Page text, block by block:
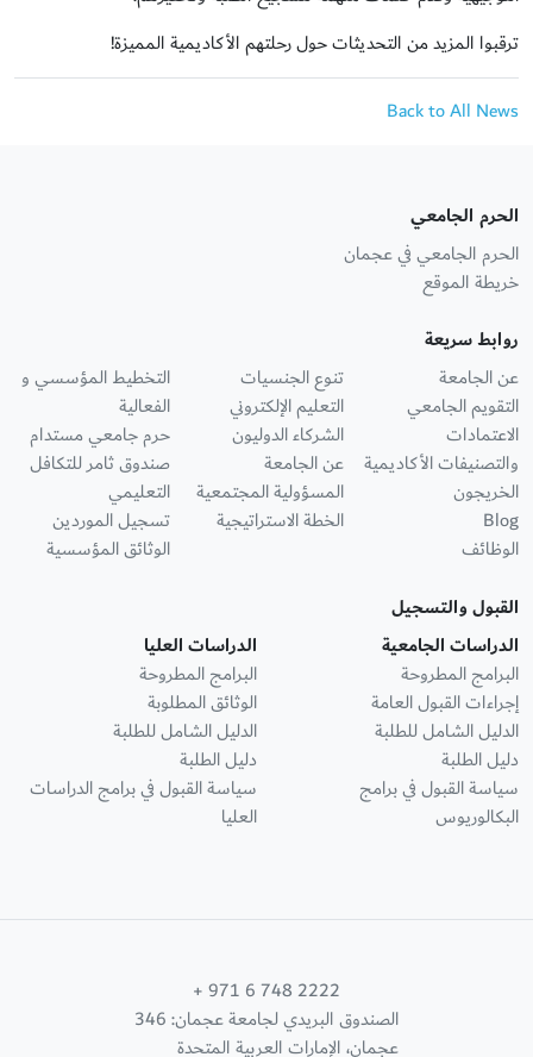
ترقبوا المزيد من التحديثات حول رحلتهم الأكاديمية المميزة!
Back to All News
الحرم الجامعي
الحرم الجامعي في عجمان
خريطة الموقع
روابط سريعة
عن الجامعة
التقويم الجامعي
الاعتمادات
والتصنيفات الأكاديمية
الخريجون
Blog
الوظائف
تنوع الجنسيات
التعليم الإلكتروني
الشركاء الدوليون
عن الجامعة
المسؤولية المجتمعية
الخطة الاستراتيجية
التخطيط المؤسسي و
الفعالية
حرم جامعي مستدام
صندوق ثامر للتكافل
التعليمي
تسجيل الموردين
الوثائق المؤسسية
القبول والتسجيل
الدراسات الجامعية
البرامج المطروحة
إجراءات القبول العامة
الدليل الشامل للطلبة
دليل الطلبة
سياسة القبول في برامج
البكالوريوس
الدراسات العليا
البرامج المطروحة
الوثائق المطلوبة
الدليل الشامل للطلبة
دليل الطلبة
سياسة القبول في برامج الدراسات
العليا
+ 971 6 748 2222
الصندوق البريدي لجامعة عجمان: 346
عجمان، الإمارات العربية المتحدة